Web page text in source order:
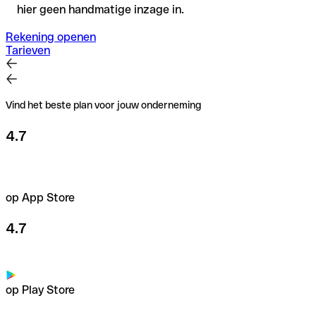
hier geen handmatige inzage in.
Rekening openen
Tarieven
Vind het beste plan voor jouw onderneming
4.7
op App Store
4.7
op Play Store